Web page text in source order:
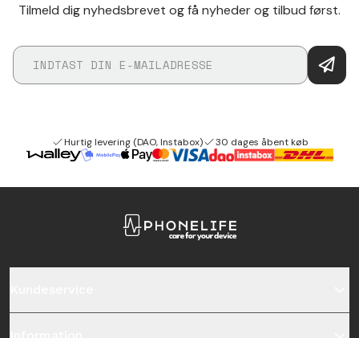
Tilmeld dig nyhedsbrevet og få nyheder og tilbud først.
Hurtig levering (DAO, Instabox) 30 dages åbent køb